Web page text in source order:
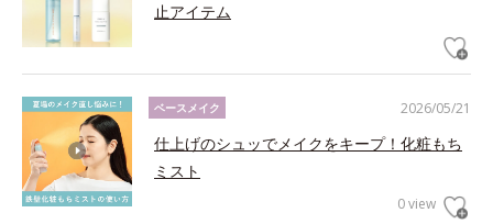
止アイテム
2026/05/21
ベースメイク
仕上げのシュッでメイクをキープ！化粧もち
ミスト
0 view